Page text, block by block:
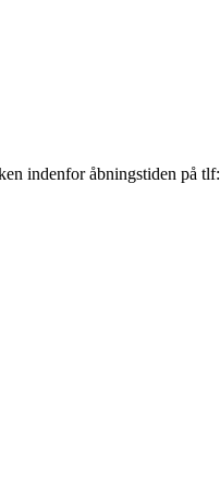
indenfor åbningstiden på tlf: